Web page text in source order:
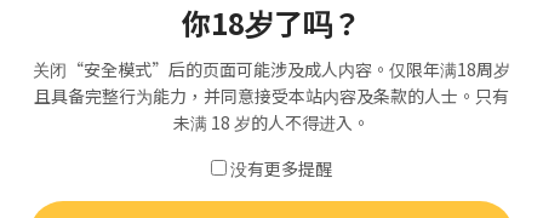
你18岁了吗？
关闭“安全模式”后的页面可能涉及成人内容。仅限年满18周岁
且具备完整行为能力，并同意接受本站内容及条款的人士。只有
未满 18 岁的人不得进入。
没有更多提醒